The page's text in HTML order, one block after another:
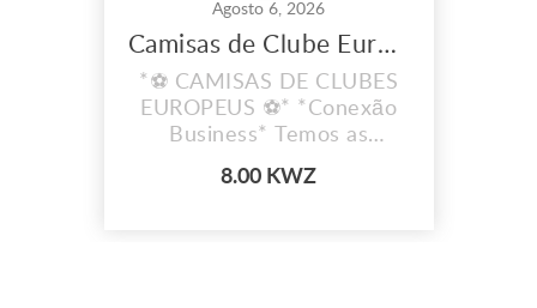
Agosto 6, 2026
Camisas de Clube Europeu
*⚽ CAMISAS DE CLUBES
EUROPEUS ⚽* *Conexão
Business* Temos as
favoritos!
8.00 KWZ